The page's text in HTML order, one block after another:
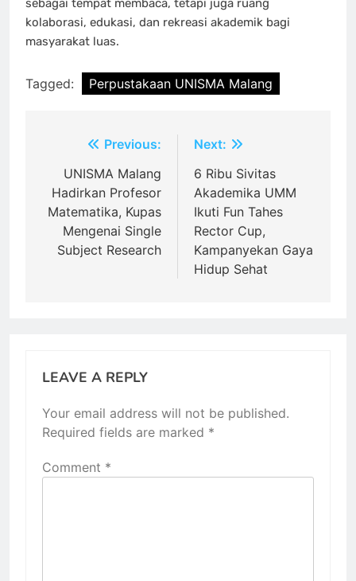
sebagai tempat membaca, tetapi juga ruang
kolaborasi, edukasi, dan rekreasi akademik bagi
masyarakat luas.
Tagged: Perpustakaan UNISMA Malang
navigation
Previous:
UNISMA Malang
Hadirkan Profesor
Matematika, Kupas
Mengenai Single
Subject Research
Next:
6 Ribu Sivitas
Akademika UMM
Ikuti Fun Tahes
Rector Cup,
Kampanyekan Gaya
Hidup Sehat
LEAVE A REPLY
Your email address will not be published.
Required fields are marked *
Comment *